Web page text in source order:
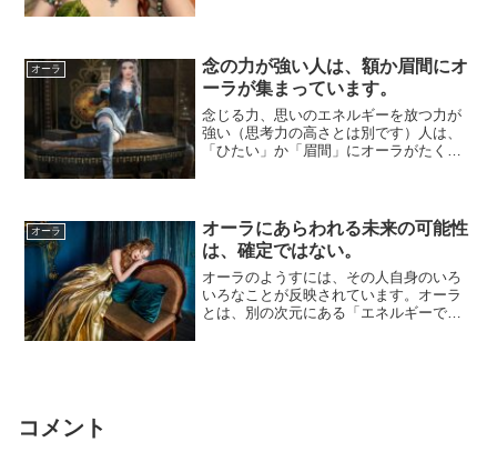
オーラ
念の力が強い人は、額か眉間にオ
ーラが集まっています。
念じる力、思いのエネルギーを放つ力が
強い（思考力の高さとは別です）人は、
「ひたい」か「眉間」にオーラがたくさ
オーラ
オーラにあらわれる未来の可能性
は、確定ではない。
オーラのようすには、その人自身のいろ
いろなことが反映されています。オーラ
とは、別の次元にある「エネルギーでで
コメント